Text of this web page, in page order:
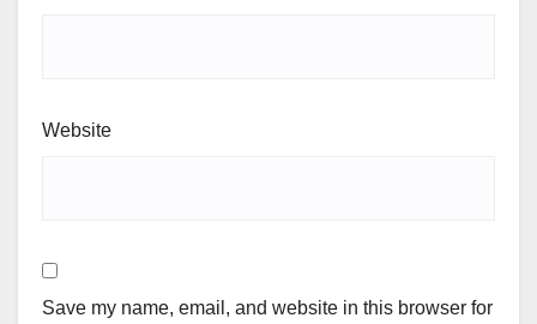
Website
Save my name, email, and website in this browser for